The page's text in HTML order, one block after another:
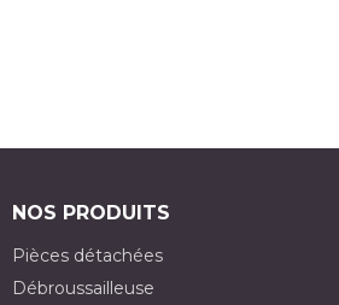
NOS PRODUITS
Pièces détachées
Débroussailleuse